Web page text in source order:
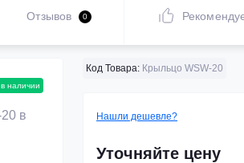
Отзывов 0
в наличии
Код Товара: Крыльцо WSW-20
Нашли дешевле?
Уточняйте цену